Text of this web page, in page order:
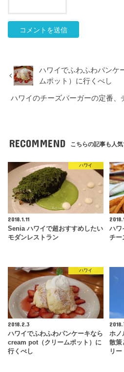
ハワイでふわふわパンケ
ムポット）に行くべし
ハワイのチーズバーガーの定番、
RECOMMEND こちらの記事も人気
ハワイ
2018.1.11
Senia ハワイで超おすすめしたい
モダンレストラン
ハワ
チー
ハワイ
2018.2.3
ハワイでふわふわパンケーキなら
cream pot（クリームポット）に
行くべし
ホノ
散策
リー